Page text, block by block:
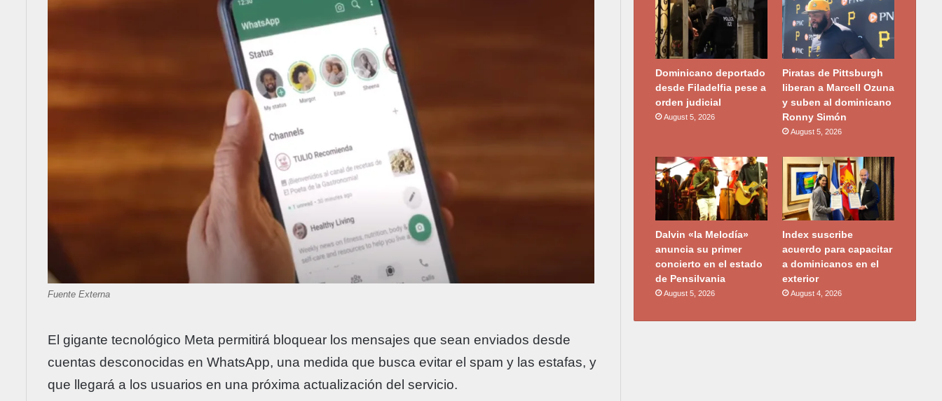
Fuente Externa
El gigante tecnológico Meta permitirá bloquear los mensajes que sean enviados desde
cuentas desconocidas en WhatsApp, una medida que busca evitar el spam y las estafas, y
que llegará a los usuarios en una próxima actualización del servicio.
Dominicano deportado
desde Filadelfia pese a
orden judicial
August 5, 2026
Piratas de Pittsburgh
liberan a Marcell Ozuna
y suben al dominicano
Ronny Simón
August 5, 2026
Dalvin «la Melodía»
anuncia su primer
concierto en el estado
de Pensilvania
August 5, 2026
Index suscribe
acuerdo para capacitar
a dominicanos en el
exterior
August 4, 2026